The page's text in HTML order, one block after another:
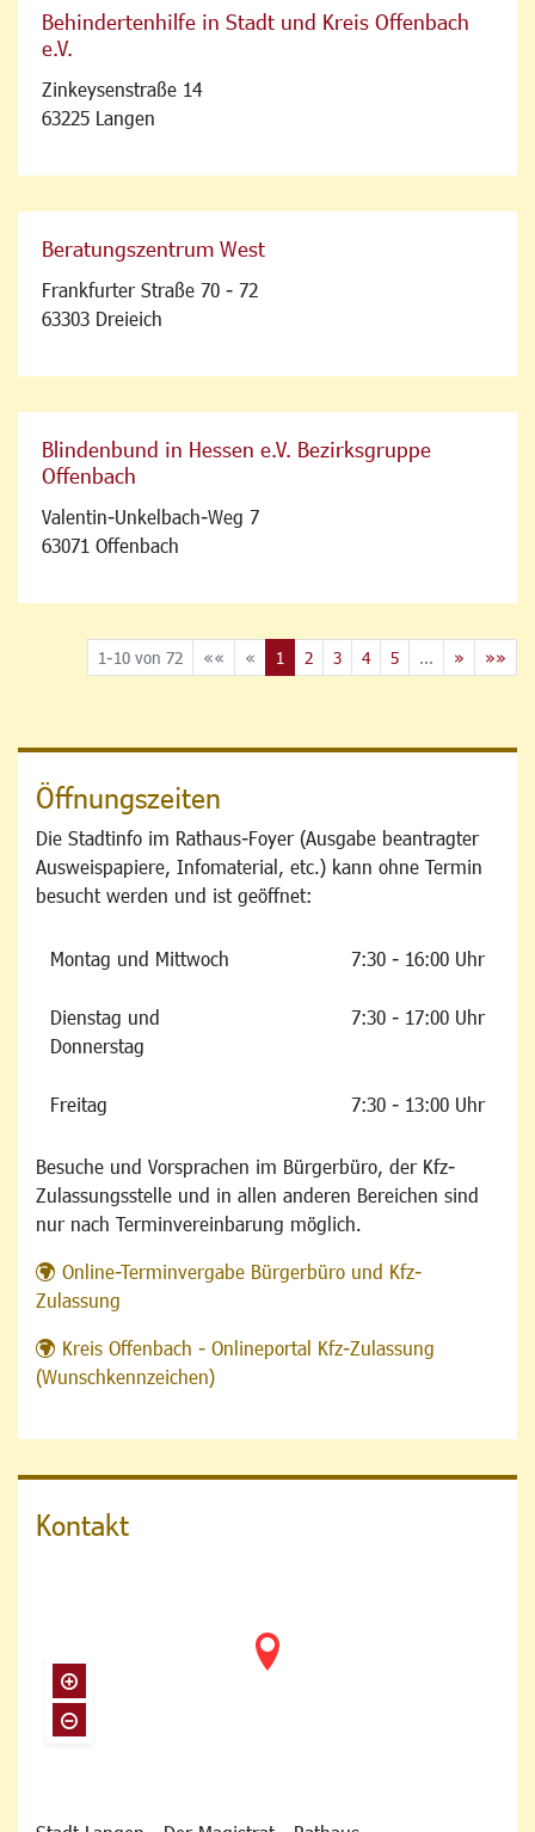
Behindertenhilfe in Stadt und Kreis Offenbach
e.V.
Zinkeysenstraße 14
63225 Langen
Beratungszentrum West
Frankfurter Straße 70 - 72
63303 Dreieich
Blindenbund in Hessen e.V. Bezirksgruppe
Offenbach
Valentin-Unkelbach-Weg 7
63071 Offenbach
1-10 von 72 «« « 1 2 3 4 5 ... » »»
Öffnungszeiten
Die Stadtinfo im Rathaus-Foyer (Ausgabe beantragter
Ausweispapiere, Infomaterial, etc.) kann ohne Termin
besucht werden und ist geöffnet:
Montag und Mittwoch 7:30 - 16:00 Uhr
Dienstag und
Donnerstag
7:30 - 17:00 Uhr
Freitag 7:30 - 13:00 Uhr
Besuche und Vorsprachen im Bürgerbüro, der Kfz-
Zulassungsstelle und in allen anderen Bereichen sind
nur nach Terminvereinbarung möglich.
Online-Terminvergabe Bürgerbüro und Kfz-
Zulassung
Kreis Offenbach - Onlineportal Kfz-Zulassung
(Wunschkennzeichen)
Kontakt